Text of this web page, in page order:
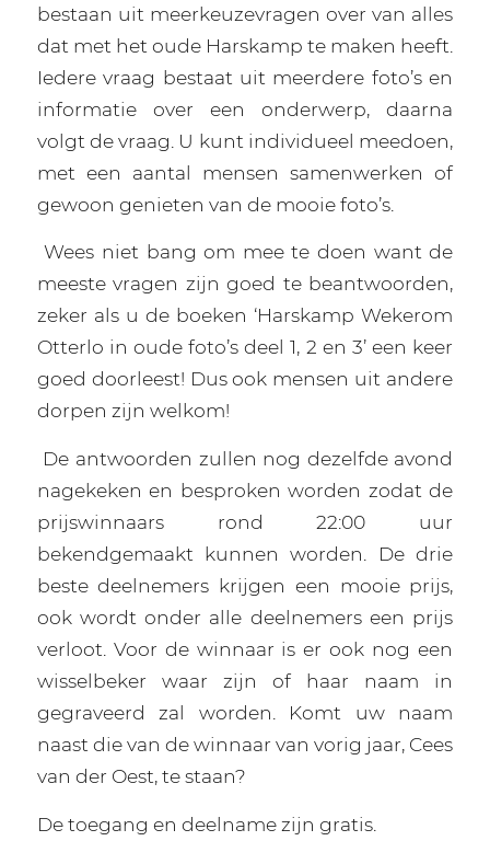
bestaan uit meerkeuzevragen over van alles
dat met het oude Harskamp te maken heeft.
Iedere vraag bestaat uit meerdere foto’s en
informatie over een onderwerp, daarna
volgt de vraag. U kunt individueel meedoen,
met een aantal mensen samenwerken of
gewoon genieten van de mooie foto’s.
Wees niet bang om mee te doen want de
meeste vragen zijn goed te beantwoorden,
zeker als u de boeken ‘Harskamp Wekerom
Otterlo in oude foto’s deel 1, 2 en 3’ een keer
goed doorleest! Dus ook mensen uit andere
dorpen zijn welkom!
De antwoorden zullen nog dezelfde avond
nagekeken en besproken worden zodat de
prijswinnaars rond 22:00 uur
bekendgemaakt kunnen worden. De drie
beste deelnemers krijgen een mooie prijs,
ook wordt onder alle deelnemers een prijs
verloot. Voor de winnaar is er ook nog een
wisselbeker waar zijn of haar naam in
gegraveerd zal worden. Komt uw naam
naast die van de winnaar van vorig jaar, Cees
van der Oest, te staan?
De toegang en deelname zijn gratis.